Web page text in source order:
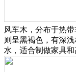
风车木，分布于热
则呈黑褐色，有深
水，适合制做家具和